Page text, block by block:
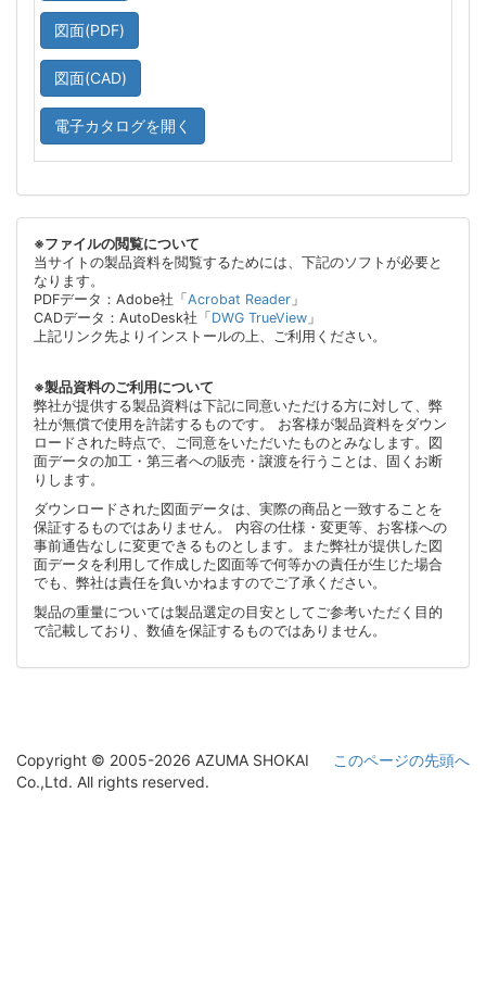
図面(PDF)
図面(CAD)
電子カタログを開く
※ファイルの閲覧について
当サイトの製品資料を閲覧するためには、下記のソフトが必要と
なります。
PDFデータ：Adobe社「 Acrobat Reader 」
CADデータ：AutoDesk社「 DWG TrueView 」
上記リンク先よりインストールの上、ご利用ください。
※製品資料のご利用について
弊社が提供する製品資料は下記に同意いただける方に対して、弊
社が無償で使用を許諾するものです。 お客様が製品資料をダウン
ロードされた時点で、ご同意をいただいたものとみなします。図
面データの加工・第三者への販売・譲渡を行うことは、固くお断
りします。
ダウンロードされた図面データは、実際の商品と一致することを
保証するものではありません。 内容の仕様・変更等、お客様への
事前通告なしに変更できるものとします。また弊社が提供した図
面データを利用して作成した図面等で何等かの責任が生じた場合
でも、弊社は責任を負いかねますのでご了承ください。
製品の重量については製品選定の目安としてご参考いただく目的
で記載しており、数値を保証するものではありません。
このページの先頭へ
Copyright © 2005-2026 AZUMA SHOKAI
Co.,Ltd. All rights reserved.